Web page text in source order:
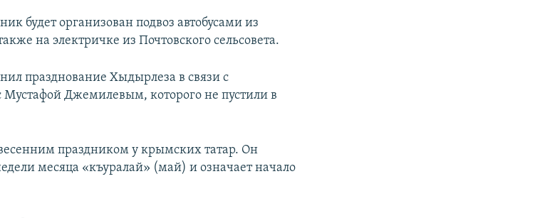
будет организован подвоз автобусами из
на электричке из Почтовского сельсовета.
празднование Хыдырлеза в связи с
Джемилевым, которого не пустили в
праздником у крымских татар. Он
месяца «къуралай» (май) и означает начало